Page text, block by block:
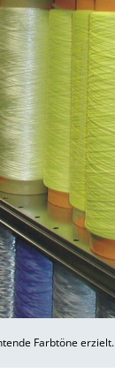
Farbtöne erzielt.